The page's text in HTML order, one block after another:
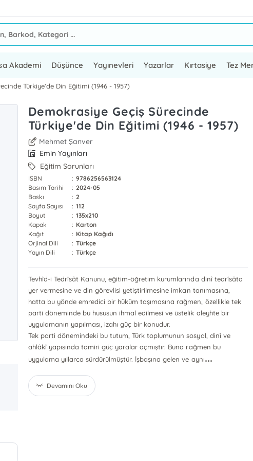
Akademi Düşünce Yayınevleri Yazarlar Kırtasiye Tez
Türkiye'de Din Eğitimi (1946 - 1957)
Demokrasiye Geçiş Sürecinde
Türkiye'de Din Eğitimi (1946 - 1957)
Mehmet Şanver
Emin Yayınları
Eğitim Sorunları
ISBN : 9786256563124
Basım Tarihi
: 2024-05
Baskı
: 2
Sayfa Sayısı
: 112
Boyut
: 135x210
Kapak
: Karton
Kağıt
: Kitap Kağıdı
Orjinal Dili
: Türkçe
Yayın Dili
: Türkçe
Tevhîd-i Tedrîsât Kanunu, eğitim-öğretim kurumlarında dinî tedrîsâta
yer vermesine ve din görevlisi yetiştirilmesine imkan tanımasına,
hatta bu yönde emredici bir hüküm taşımasına rağmen, özellikle tek
parti döneminde bu hususun ihmal edilmesi ve üstelik aleyhte bir
uygulamanın yapılması, izahı güç bir konudur.
Tek parti dönemindeki bu tutum, Türk toplumunun sosyal, dinî ve
ahlâkî yapısında tamiri güç yaralar açmıştır. Buna rağmen bu
uygulama yıllarca sürdürülmüştür. İşbaşına gelen ve aynı...
Devamını Oku